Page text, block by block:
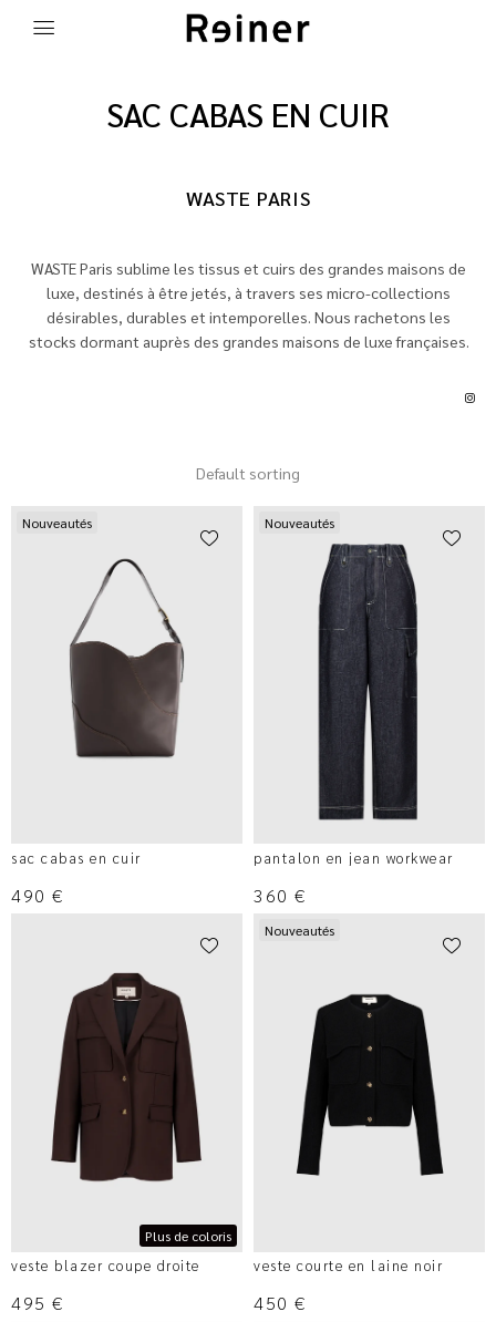
SAC CABAS EN CUIR
WASTE PARIS
WASTE Paris sublime les tissus et cuirs des grandes maisons de
luxe, destinés à être jetés, à travers ses micro-collections
désirables, durables et intemporelles. Nous rachetons les
stocks dormant auprès des grandes maisons de luxe françaises.
Default sorting
Nouveautés
sac cabas en cuir
490 €
Nouveautés
pantalon en jean workwear
360 €
Plus de coloris
veste blazer coupe droite
495 €
Nouveautés
veste courte en laine noir
450 €